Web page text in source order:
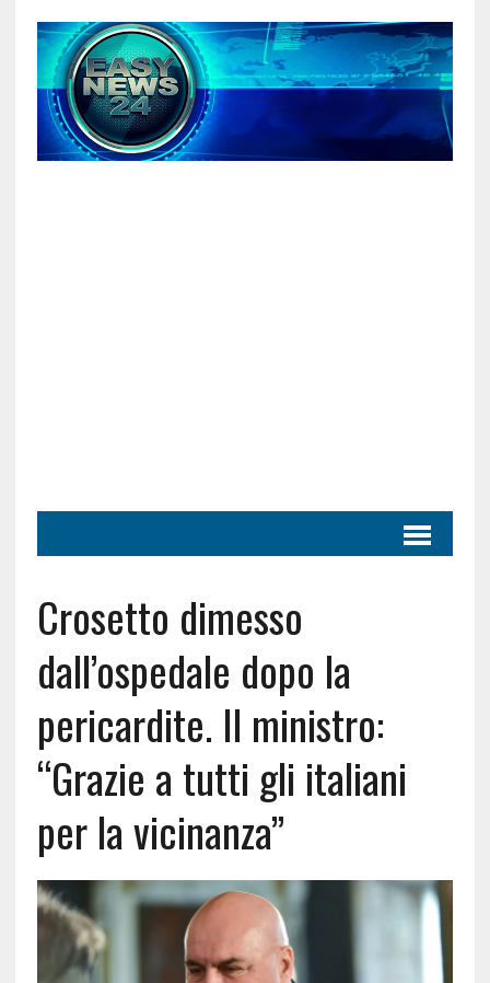
Crosetto dimesso
dall’ospedale dopo la
pericardite. Il ministro:
“Grazie a tutti gli italiani
per la vicinanza”